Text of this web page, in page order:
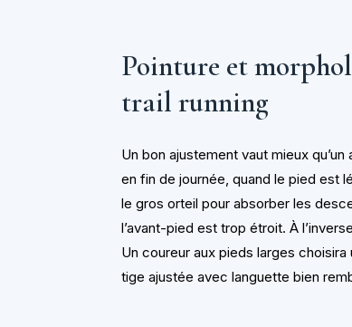
Pointure et
trail running
Un bon ajustement vaut mieux
en fin de journée, quand le pied est
le gros orteil pour absorber les
l’avant-pied est trop étroit. À
Un coureur aux pieds larges
tige ajustée avec languette bien